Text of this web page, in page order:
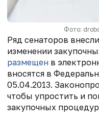
Фото:
Ряд сенаторов
изменении
размещен в
вносятся в Федеральн
05.04.2013.
чтобы упростить и
закупочных